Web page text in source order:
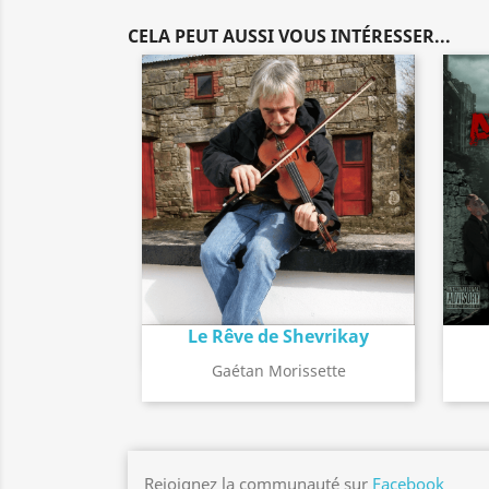
CELA PEUT AUSSI VOUS INTÉRESSER...
Le Rêve de Shevrikay
Gaétan Morissette
searchDétail de l'album
Rejoignez la communauté sur Facebook